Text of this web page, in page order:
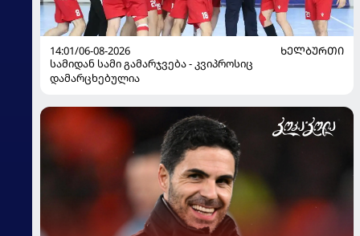
14:01/06-08-2026
ᲮᲔᲚᲑᲣᲠᲗᲘ
სამიდან სამი გამარჯვება - კვიპროსიც
დამარცხებულია